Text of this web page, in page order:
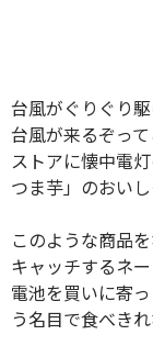
台風がぐりぐり
台風が来るぞっ
ストアに懐中電
つま芋」のおい
このような商品
キャッチするネー
電池を買いに寄
う名目で食べき